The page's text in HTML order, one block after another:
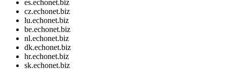
es.echonet.biz
cz.echonet.biz
lu.echonet.biz
be.echonet.biz
nl.echonet.biz
dk.echonet.biz
hr.echonet.biz
sk.echonet.biz